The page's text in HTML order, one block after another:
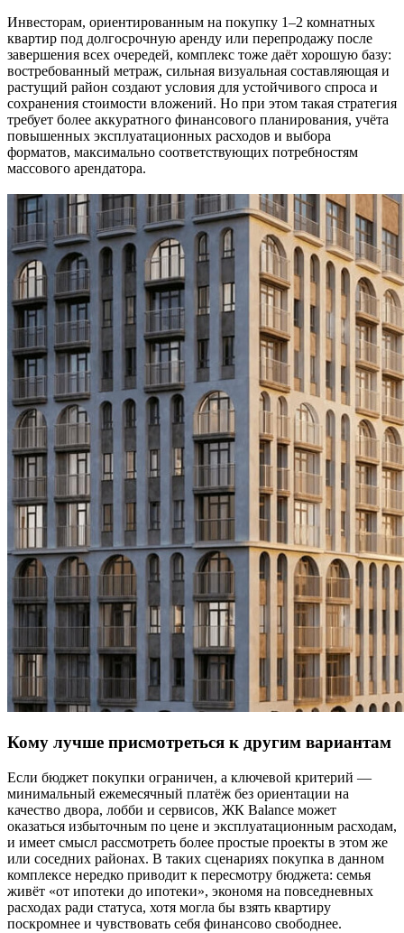
Инвесторам, ориентированным на покупку 1–2 комнатных
квартир под долгосрочную аренду или перепродажу после
завершения всех очередей, комплекс тоже даёт хорошую базу:
востребованный метраж, сильная визуальная составляющая и
растущий район создают условия для устойчивого спроса и
сохранения стоимости вложений. Но при этом такая стратегия
требует более аккуратного финансового планирования, учёта
повышенных эксплуатационных расходов и выбора
форматов, максимально соответствующих потребностям
массового арендатора.
Кому лучше присмотреться к другим вариантам
Если бюджет покупки ограничен, а ключевой критерий —
минимальный ежемесячный платёж без ориентации на
качество двора, лобби и сервисов, ЖК Balance может
оказаться избыточным по цене и эксплуатационным расходам,
и имеет смысл рассмотреть более простые проекты в этом же
или соседних районах. В таких сценариях покупка в данном
комплексе нередко приводит к пересмотру бюджета: семья
живёт «от ипотеки до ипотеки», экономя на повседневных
расходах ради статуса, хотя могла бы взять квартиру
поскромнее и чувствовать себя финансово свободнее.